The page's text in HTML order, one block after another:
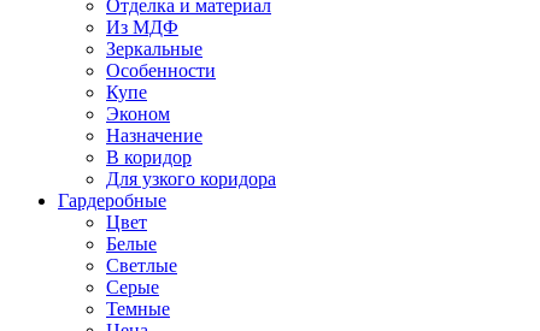
Отделка и материал
Из МДФ
Зеркальные
Особенности
Купе
Эконом
Назначение
В коридор
Для узкого коридора
Гардеробные
Цвет
Белые
Светлые
Серые
Темные